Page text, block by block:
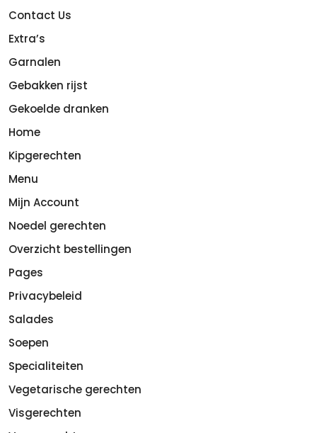
Contact Us
Extra’s
Garnalen
Gebakken rijst
Gekoelde dranken
Home
Kipgerechten
Menu
Mijn Account
Noedel gerechten
Overzicht bestellingen
Pages
Privacybeleid
Salades
Soepen
Specialiteiten
Vegetarische gerechten
Visgerechten